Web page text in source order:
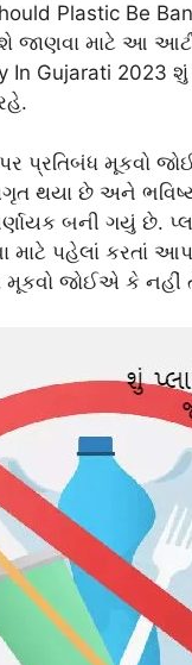
Plastic Be
જાણવા માટે આ
In Gujarati 2023
પર પ્રતિબંધ મૂકવો
થયા છે અને
બની ગયું છે.
માટે પહેલાં કરતાં
જોઈએ કે નહીં